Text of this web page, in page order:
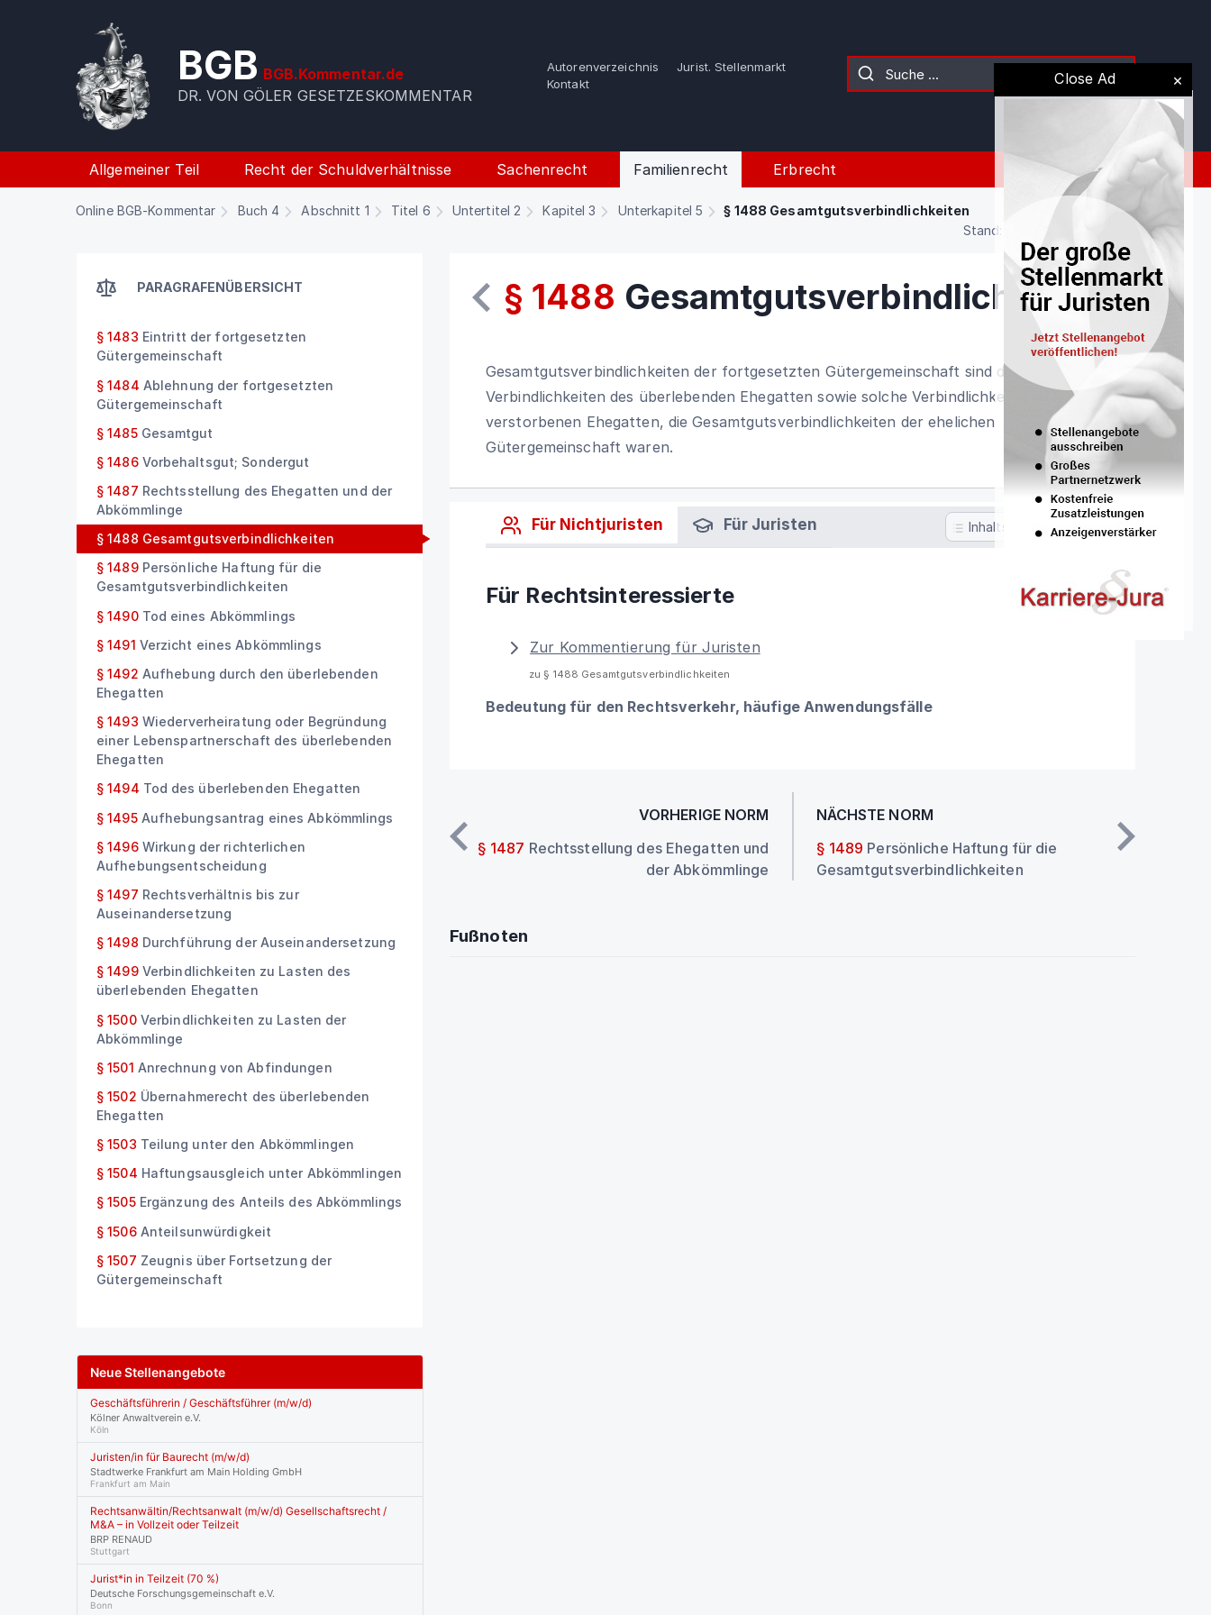
BGB BGB.Kommentar.de
DR. VON GÖLER GESETZESKOMMENTAR
Autorenverzeichnis
Jurist. Stellenmarkt
Kontakt
Allgemeiner Teil Recht der Schuldverhältnisse Sachenrecht Familienrecht Erbrecht
Online BGB-Kommentar Buch 4 Abschnitt 1 Titel 6 Untertitel 2 Kapitel 3 Unterkapitel 5
§ 1488 Gesamtgutsverbindlichkeiten
Stand: 02.08.2026 (Gesetz)
Close Ad
PARAGRAFENÜBERSICHT
§ 1483 Eintritt der fortgesetzten
Gütergemeinschaft
§ 1484 Ablehnung der fortgesetzten
Gütergemeinschaft
§ 1485 Gesamtgut
§ 1486 Vorbehaltsgut; Sondergut
§ 1487 Rechtsstellung des Ehegatten und der
Abkömmlinge
§ 1488 Gesamtgutsverbindlichkeiten
§ 1489 Persönliche Haftung für die
Gesamtgutsverbindlichkeiten
§ 1490 Tod eines Abkömmlings
§ 1491 Verzicht eines Abkömmlings
§ 1492 Aufhebung durch den überlebenden
Ehegatten
§ 1493 Wiederverheiratung oder Begründung
einer Lebenspartnerschaft des überlebenden
Ehegatten
§ 1494 Tod des überlebenden Ehegatten
§ 1495 Aufhebungsantrag eines Abkömmlings
§ 1496 Wirkung der richterlichen
Aufhebungsentscheidung
§ 1497 Rechtsverhältnis bis zur
Auseinandersetzung
§ 1498 Durchführung der Auseinandersetzung
§ 1499 Verbindlichkeiten zu Lasten des
überlebenden Ehegatten
§ 1500 Verbindlichkeiten zu Lasten der
Abkömmlinge
§ 1501 Anrechnung von Abfindungen
§ 1502 Übernahmerecht des überlebenden
Ehegatten
§ 1503 Teilung unter den Abkömmlingen
§ 1504 Haftungsausgleich unter Abkömmlingen
§ 1505 Ergänzung des Anteils des Abkömmlings
§ 1506 Anteilsunwürdigkeit
§ 1507 Zeugnis über Fortsetzung der
Gütergemeinschaft
§ 1488 Gesamtgutsverbindlichkeiten
Gesamtgutsverbindlichkeiten der fortgesetzten Gütergemeinschaft sind die
Verbindlichkeiten des überlebenden Ehegatten sowie solche Verbindlichkeiten des
verstorbenen Ehegatten, die Gesamtgutsverbindlichkeiten der ehelichen
Gütergemeinschaft waren.
Für Nichtjuristen Für Juristen Inhaltsverzeichnis
Für Rechtsinteressierte
Zur Kommentierung für Juristen
zu § 1488 Gesamtgutsverbindlichkeiten
Bedeutung für den Rechtsverkehr, häufige Anwendungsfälle
VORHERIGE NORM
§ 1487 Rechtsstellung des Ehegatten und
der Abkömmlinge
NÄCHSTE NORM
§ 1489 Persönliche Haftung für die
Gesamtgutsverbindlichkeiten
Fußnoten